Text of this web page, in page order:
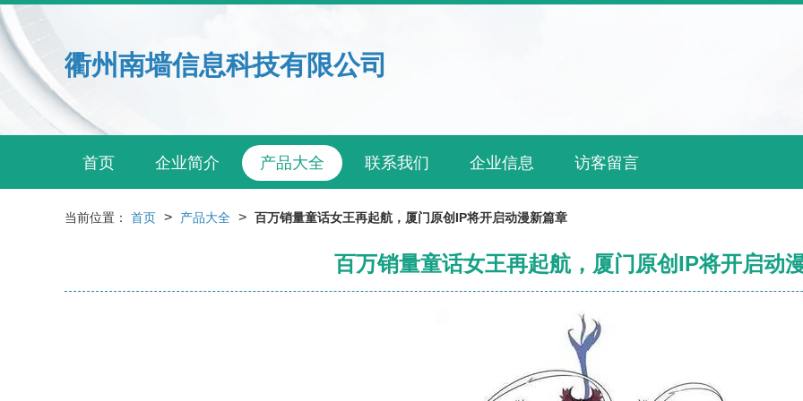
衢州南墙信息科技有限公司
首页 企业简介 产品大全 联系我们 企业信息 访客留言
当前位置： 首页 > 产品大全 > 百万销量童话女王再起航，厦门原创IP将开启动漫新篇章
百万销量童话女王再起航，厦门原创IP将开启动